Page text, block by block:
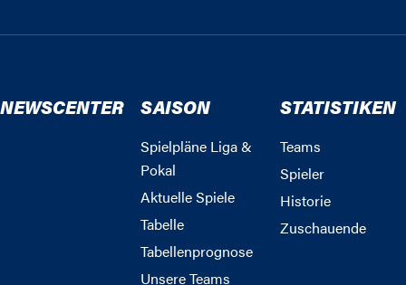
NEWSCENTER SAISON
Spielpläne Liga &
Pokal
Aktuelle Spiele
Tabelle
Tabellenprognose
Unsere Teams
STATISTIKEN
Teams
Spieler
Historie
Zuschauende